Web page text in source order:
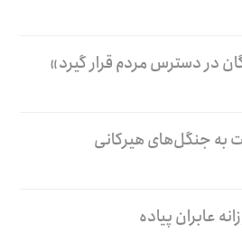
در دسترس مردم قرار گیرد»
به جنگل‌های هیرکانی
عابران پیاده